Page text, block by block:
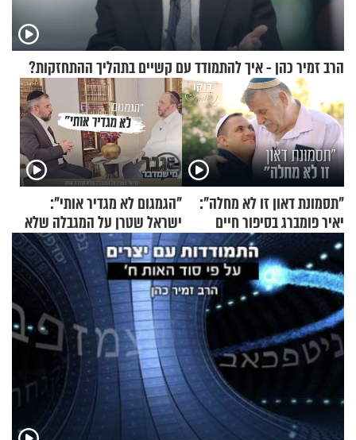
הרב זמיר כהן - איך להתמודד עם קשיים בתהליך ההתחזקות?
"תסמונת דאון זו לא מחלה":
יאיר פומברג בסיפור חיים
מעורר השראה
"הגמגום לא מגדיר אותי":
ישראל שטרן על המגבלה שלא
עוצרת אותו